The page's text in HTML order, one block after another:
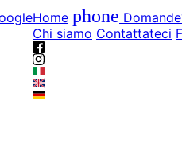
Home phone
Chi siamo Contattateci